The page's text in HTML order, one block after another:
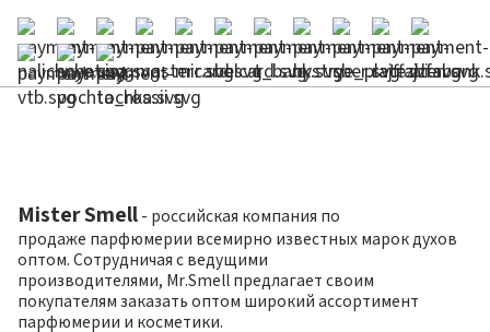
Mister Smell - российская компания по
продаже парфюмерии всемирно известных марок духов
оптом. Сотрудничая с ведущими
производителями, Mr.Smell предлагает своим
покупателям заказать оптом широкий ассортимент
парфюмерии и косметики.